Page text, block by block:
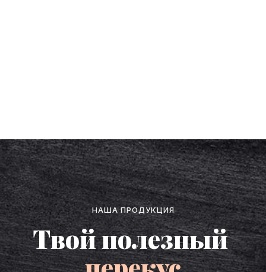
НАША ПРОДУКЦИЯ
Твой полезный
перекус
Галеты без добавления сахара